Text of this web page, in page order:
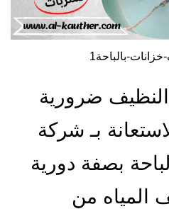
بالباحة1
النظيف ضرورية
بـ شركة
بصفة دورية
المياه من